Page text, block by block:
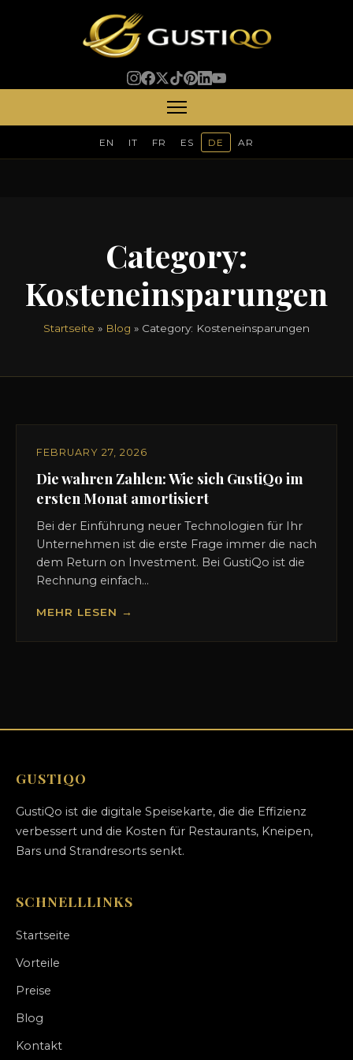
EN IT FR ES DE AR
Category:
Kosteneinsparungen
Startseite » Blog » Category: Kosteneinsparungen
FEBRUARY 27, 2026
Die wahren Zahlen: Wie sich GustiQo im
ersten Monat amortisiert
Bei der Einführung neuer Technologien für Ihr
Unternehmen ist die erste Frage immer die nach
dem Return on Investment. Bei GustiQo ist die
Rechnung einfach...
MEHR LESEN →
GUSTIQO
GustiQo ist die digitale Speisekarte, die die Effizienz
verbessert und die Kosten für Restaurants, Kneipen,
Bars und Strandresorts senkt.
SCHNELLLINKS
Startseite
Vorteile
Preise
Blog
Kontakt